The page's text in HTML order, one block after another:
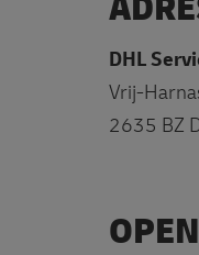
DHL
Vrij-
2635 BZ